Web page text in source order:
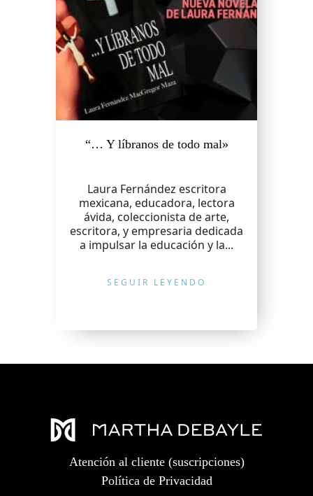
“… Y líbranos de todo mal»
Laura Fernández escritora
mexicana, educadora, lectora
ávida, coleccionista de arte,
escritora, y empresaria dedicada
a impulsar la educación y la...
SEGUIR LEYENDO
Atención al cliente (suscripciones)
Política de Privacidad